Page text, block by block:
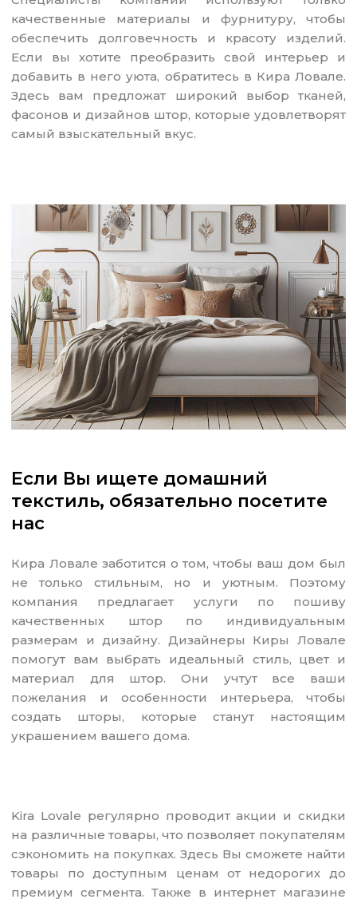
качественные материалы и фурнитуру, чтобы
обеспечить долговечность и красоту изделий.
Если вы хотите преобразить свой интерьер и
добавить в него уюта, обратитесь в Кира Ловале.
Здесь вам предложат широкий выбор тканей,
фасонов и дизайнов штор, которые удовлетворят
самый взыскательный вкус.
Если Вы ищете домашний
текстиль, обязательно посетите
нас
Кира Ловале заботится о том, чтобы ваш дом был
не только стильным, но и уютным. Поэтому
компания предлагает услуги по пошиву
качественных штор по индивидуальным
размерам и дизайну. Дизайнеры Киры Ловале
помогут вам выбрать идеальный стиль, цвет и
материал для штор. Они учтут все ваши
пожелания и особенности интерьера, чтобы
создать шторы, которые станут настоящим
украшением вашего дома.
Kira Lovale регулярно проводит акции и скидки
на различные товары, что позволяет покупателям
сэкономить на покупках. Здесь Вы сможете найти
товары по доступным ценам от недорогих до
премиум сегмента. Также в интернет магазине